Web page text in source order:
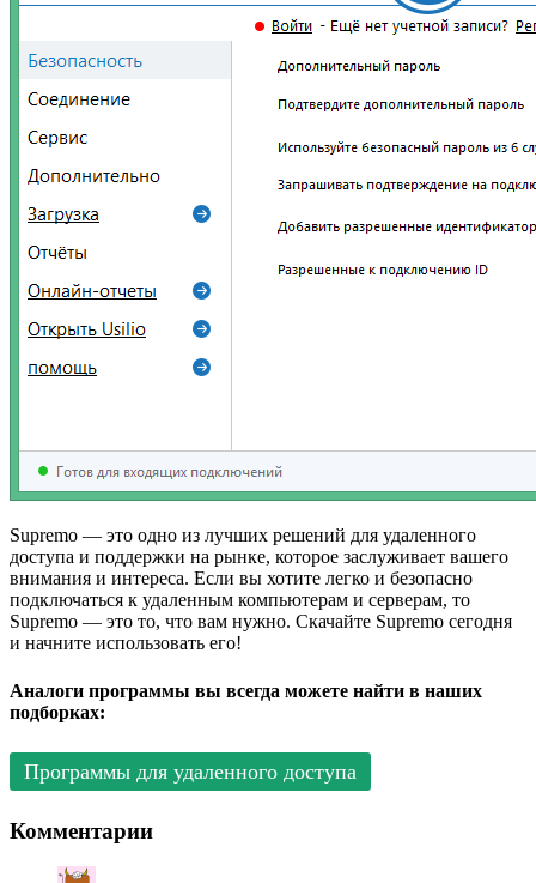
Supremo — это одно из лучших решений для удаленного
доступа и поддержки на рынке, которое заслуживает вашего
внимания и интереса. Если вы хотите легко и безопасно
подключаться к удаленным компьютерам и серверам, то
Supremo — это то, что вам нужно. Скачайте Supremo сегодня
и начните использовать его!
Аналоги программы вы всегда можете найти в наших
подборках:
Программы для удаленного доступа
Комментарии